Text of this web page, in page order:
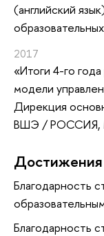
(английский
2017
«Итоги 4-го
модели
Дирекция
ВШЭ / РОССИЯ,
Благодарность
Благодарность